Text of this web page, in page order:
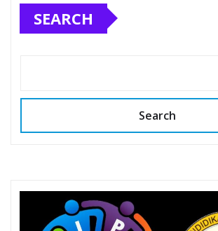
SEARCH
Search